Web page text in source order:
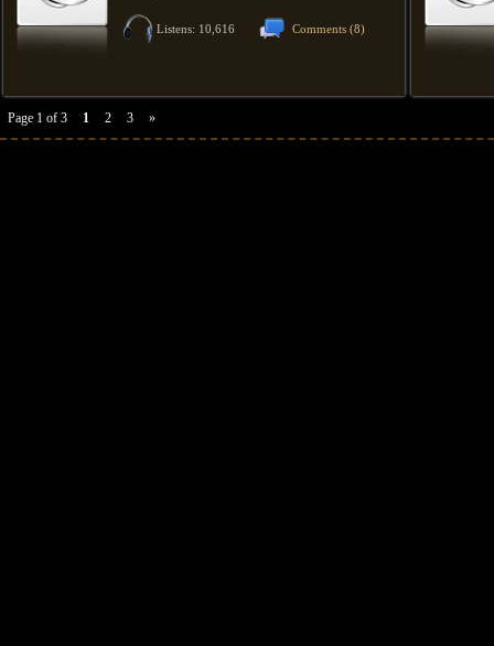
Listens: 10,616 Comments (8)
Page 1 of 3 1 2 3 »